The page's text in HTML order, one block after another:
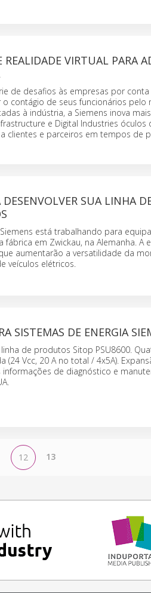
VIRTUAL PARA
de desafios às empresas por conta
contágio de seus funcionários pelo
à indústria, a Siemens inova
e Digital Industries óculos
clientes e parceiros em tempos de
SUA LINHA
está trabalhando para
em Zwickau, na Alemanha. A
aumentarão a versatilidade da
veículos elétricos.
SISTEMAS DE ENERGIA
de produtos Sitop PSU8600.
Vcc, 20 A no total / 4x5A).
de diagnóstico e
12 13